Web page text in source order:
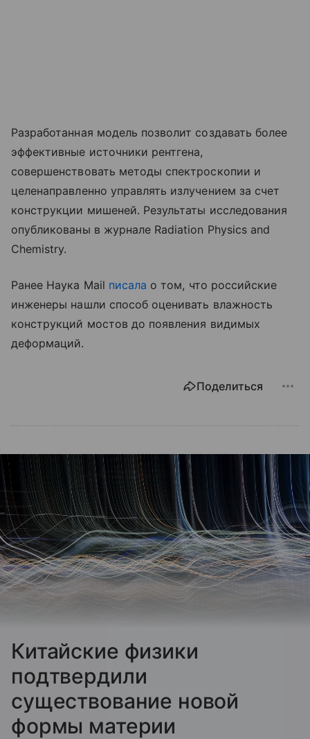
Разработанная модель позволит создавать более
эффективные источники рентгена,
совершенствовать методы спектроскопии и
целенаправленно управлять излучением за счет
конструкции мишеней. Результаты исследования
опубликованы в журнале Radiation Physics and
Chemistry.
Ранее Наука Mail писала о том, что российские
инженеры нашли способ оценивать влажность
конструкций мостов до появления видимых
деформаций.
Поделиться
Китайские физики
подтвердили
существование новой
формы материи